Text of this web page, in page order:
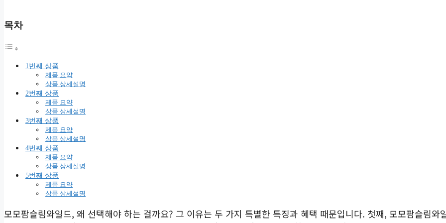
목차
1번째 상품
제품 요약
상품 상세설명
2번째 상품
제품 요약
상품 상세설명
3번째 상품
제품 요약
상품 상세설명
4번째 상품
제품 요약
상품 상세설명
5번째 상품
제품 요약
상품 상세설명
모모팜슬림와일드, 왜 선택해야 하는 걸까요? 그 이유는 두 가지 특별한 특징과 혜택 때문입니다. 첫째, 모모팜슬림와